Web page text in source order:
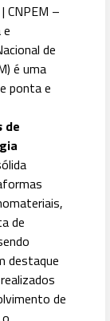
CNPEM –
de
é uma
ponta e
de
de
destaque
de